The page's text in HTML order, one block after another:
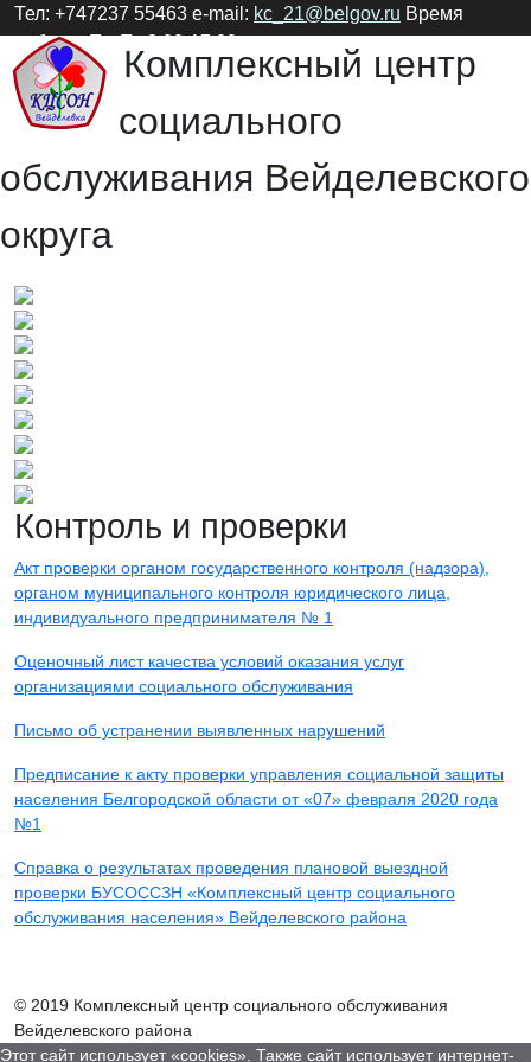
Тел: +747237 55463 e-mail: kc_21@belgov.ru Время
работы: Пн-Пт 8:00-17:00
Комплексный центр
социального
обслуживания Вейделевского
округа
Контроль и проверки
Акт проверки органом государственного контроля (надзора),
органом муниципального контроля юридического лица,
индивидуального предпринимателя № 1
Оценочный лист качества условий оказания услуг
организациями социального обслуживания
Письмо об устранении выявленных нарушений
Предписание к акту проверки управления социальной защиты
населения Белгородской области от «07» февраля 2020 года
№1
Справка о результатах проведения плановой выездной
проверки БУСОССЗН «Комплексный центр социального
обслуживания населения» Вейделевского района
© 2019 Комплексный центр социального обслуживания
Вейделевского района
Этот сайт использует «cookies». Также сайт использует интернет-